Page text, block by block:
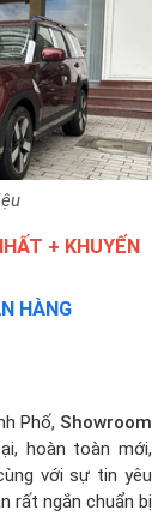
+ KHUYẾN
HÀNG
Phố, Showroom
hoàn toàn mới,
với sự tin yêu
rất ngắn chuẩn bị